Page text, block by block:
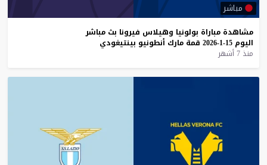
مباشر
مشاهدة مباراة بولونيا وهيلاس فيرونا بث مباشر
اليوم 15-1-2026 قمة مارك أنطونيو بينتيغودي
منذ 7 أشهر